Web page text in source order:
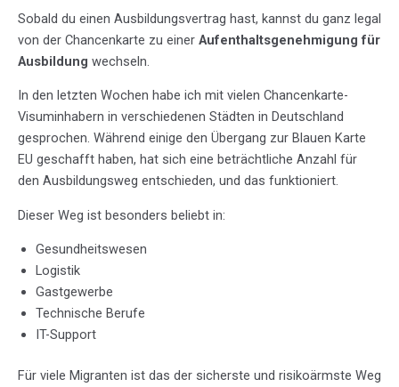
Sobald du einen Ausbildungsvertrag hast, kannst du ganz legal
von der Chancenkarte zu einer Aufenthaltsgenehmigung für
Ausbildung wechseln.
In den letzten Wochen habe ich mit vielen Chancenkarte-
Visuminhabern in verschiedenen Städten in Deutschland
gesprochen. Während einige den Übergang zur Blauen Karte
EU geschafft haben, hat sich eine beträchtliche Anzahl für
den Ausbildungsweg entschieden, und das funktioniert.
Dieser Weg ist besonders beliebt in:
Gesundheitswesen
Logistik
Gastgewerbe
Technische Berufe
IT-Support
Für viele Migranten ist das der sicherste und risikoärmste Weg